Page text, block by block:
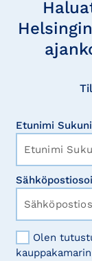
Etunimi
Olen
kauppakamarin